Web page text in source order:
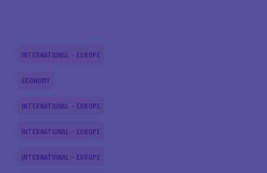
INTERNATIONAL - EUROPE
ECONOMY
INTERNATIONAL - EUROPE
INTERNATIONAL - EUROPE
INTERNATIONAL - EUROPE